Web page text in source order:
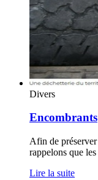
Divers
Encombrants
Afin de
rappelons que
Lire la suite